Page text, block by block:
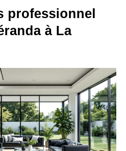
professionnel
à La